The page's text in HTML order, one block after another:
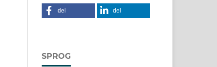
del del
SPROG